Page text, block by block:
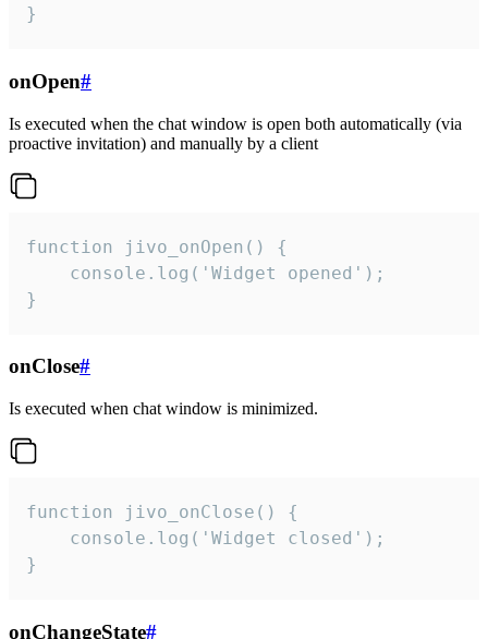
}
onOpen#
Is executed when the chat window is open both automatically (via
proactive invitation) and manually by a client
function jivo_onOpen() {
    console.log('Widget opened');
}
onClose#
Is executed when chat window is minimized.
function jivo_onClose() {
    console.log('Widget closed');
}
onChangeState#